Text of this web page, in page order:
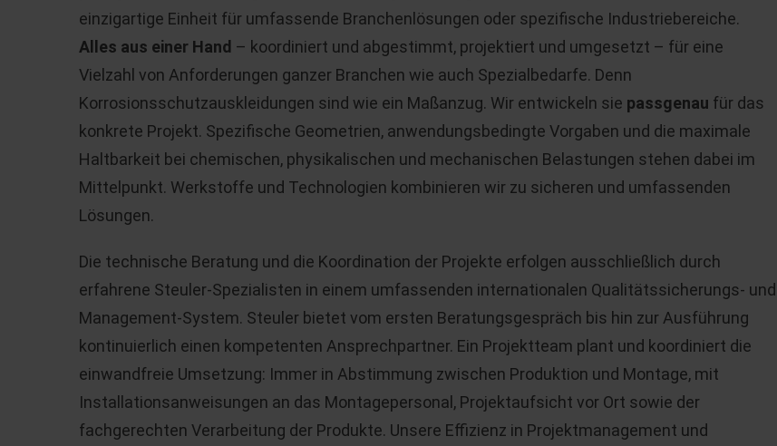
einzigartige Einheit für umfassende Branchenlösungen oder spezifische Industriebereiche.
Alles aus einer Hand – koordiniert und abgestimmt, projektiert und umgesetzt – für eine
Vielzahl von Anforderungen ganzer Branchen wie auch Spezialbedarfe. Denn
Korrosionsschutzauskleidungen sind wie ein Maßanzug. Wir entwickeln sie passgenau für das
konkrete Projekt. Spezifische Geometrien, anwendungsbedingte Vorgaben und die maximale
Haltbarkeit bei chemischen, physikalischen und mechanischen Belastungen stehen dabei im
Mittelpunkt. Werkstoffe und Technologien kombinieren wir zu sicheren und umfassenden
Lösungen.
Die technische Beratung und die Koordination der Projekte erfolgen ausschließlich durch
erfahrene Steuler-Spezialisten in einem umfassenden internationalen Qualitätssicherungs- und
Management-System. Steuler bietet vom ersten Beratungsgespräch bis hin zur Ausführung
kontinuierlich einen kompetenten Ansprechpartner. Ein Projektteam plant und koordiniert die
einwandfreie Umsetzung: Immer in Abstimmung zwischen Produktion und Montage, mit
Installationsanweisungen an das Montagepersonal, Projektaufsicht vor Ort sowie der
fachgerechten Verarbeitung der Produkte. Unsere Effizienz in Projektmanagement und